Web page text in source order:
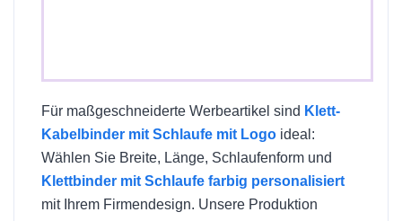
Für maßgeschneiderte Werbeartikel sind Klett-
Kabelbinder mit Schlaufe mit Logo ideal:
Wählen Sie Breite, Länge, Schlaufenform und
Klettbinder mit Schlaufe farbig personalisiert
mit Ihrem Firmen­design. Unsere Produktion